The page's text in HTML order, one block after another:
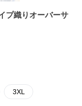
プ織りオーバーサ
3XL